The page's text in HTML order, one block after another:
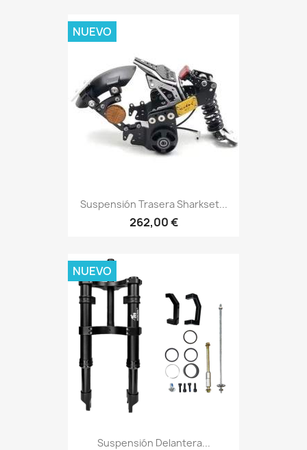
Suspensión Trasera Sharkset...
262,00 €
NUEVO
Suspensión Delantera...
NUEVO